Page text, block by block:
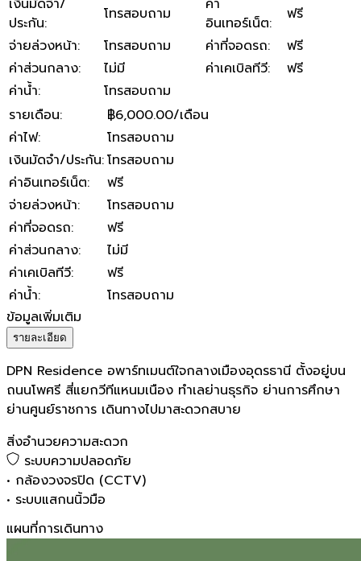
เงินมัดจำ/
ประกัน: โทรสอบถาม
ค่า
อินเทอร์เน็ต:
ฟรี
จ่ายล่วงหน้า: โทรสอบถาม ค่าที่จอดรถ:
ฟรี
ค่าส่วนกลาง: ไม่มี ค่าเคเบิลทีวี:
ฟรี
ค่าน้ำ:
โทรสอบถาม
รายเดือน:
฿6,000.00/เดือน
ค่าไฟ:
โทรสอบถาม
เงินมัดจำ/ประกัน:โทรสอบถาม
ค่าอินเทอร์เน็ต:
ฟรี
จ่ายล่วงหน้า:
โทรสอบถาม
ค่าที่จอดรถ:
ฟรี
ค่าส่วนกลาง:
ไม่มี
ค่าเคเบิลทีวี:
ฟรี
ค่าน้ำ:
โทรสอบถาม
ข้อมูลเพิ่มเติม
รายละเอียด
DPN Residence อพาร์ทเมนต์ใจกลางเมืองอุดรธานี ตั้งอยู่บน
ถนนโพศรี สี่แยกวีทีแหนมเนือง ทำเลย่านธุรกิจ ย่านการศึกษา
ย่านศูนย์ราชการ เดินทางไปมาสะดวกสบาย
สิ่งอำนวยความสะดวก
ระบบความปลอดภัย
• กล้องวงจรปิด (CCTV)
• ระบบแสกนนิ้วมือ
แผนที่การเดินทาง